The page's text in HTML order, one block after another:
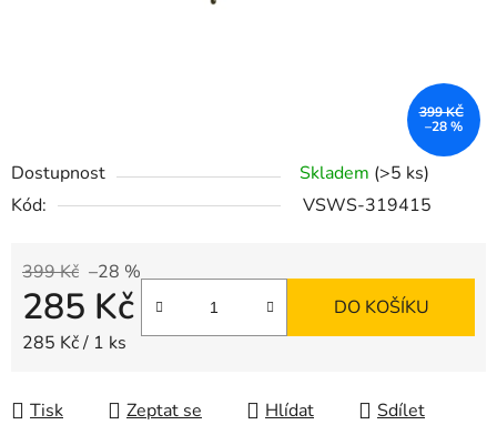
Dostupnost Skladem (>5 ks)
Kód:
VSWS-319415
399 Kč –28 %
285 Kč
Měrná cena:
285 Kč / 1 ks
DO KOŠÍKU
Tisk Zeptat se Hlídat Sdílet
399 KČ
–28 %